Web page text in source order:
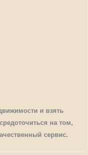
и взять
на том,
сервис.